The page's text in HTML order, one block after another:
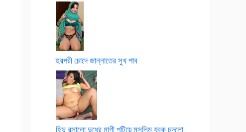
হুরপরী চোদে জান্নাতের সুখ পাব
হিন্দু রসালো দুধের মাগী পটিয়ে মুসলিম যুবক চুদলো